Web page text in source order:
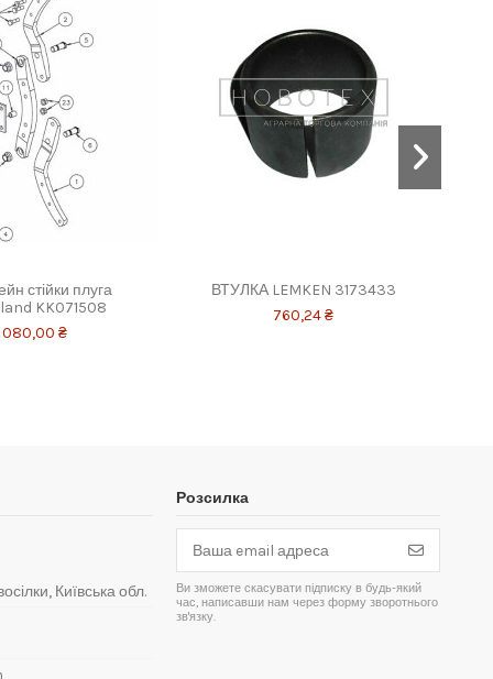
стійки плуга
KK071508
080,00 ₴
ВТУЛКА LEMKEN 3173433
760,24 ₴
Київська обл.
Розсилка
Ви зможете скасувати підписку в будь-який
час, написавши нам через форму зворотнього
зв'язку.